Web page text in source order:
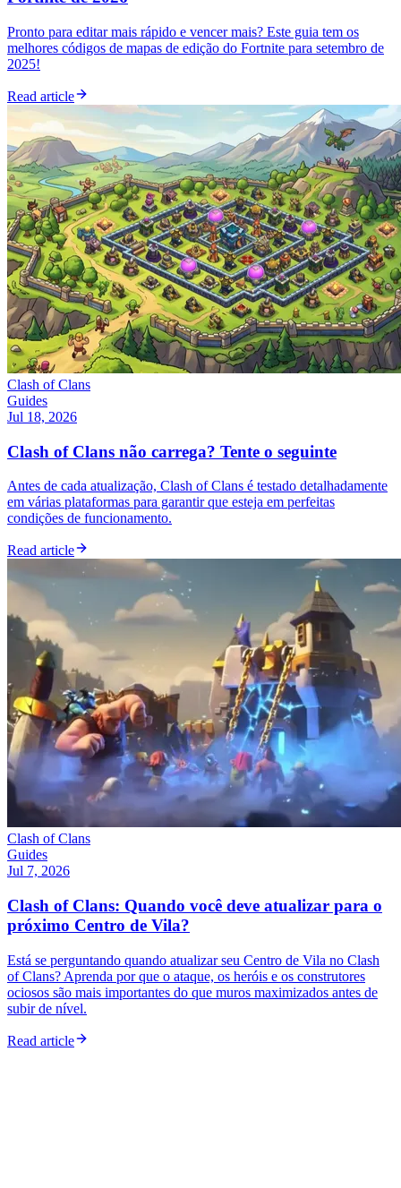
Pronto para editar mais rápido e vencer mais? Este guia tem os
melhores códigos de mapas de edição do Fortnite para setembro de
2025!
Read article
Clash of Clans
Guides
Jul 18, 2026
Clash of Clans não carrega? Tente o seguinte
Antes de cada atualização, Clash of Clans é testado detalhadamente
em várias plataformas para garantir que esteja em perfeitas
condições de funcionamento.
Read article
Clash of Clans
Guides
Jul 7, 2026
Clash of Clans: Quando você deve atualizar para o
próximo Centro de Vila?
Está se perguntando quando atualizar seu Centro de Vila no Clash
of Clans? Aprenda por que o ataque, os heróis e os construtores
ociosos são mais importantes do que muros maximizados antes de
subir de nível.
Read article